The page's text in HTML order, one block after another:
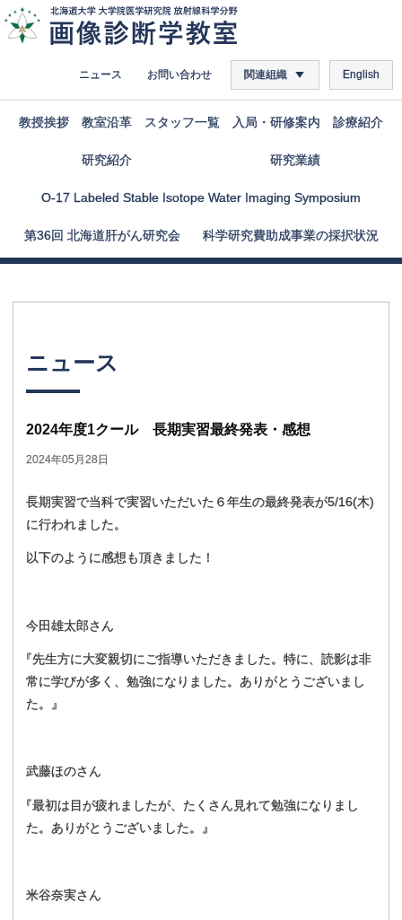
ニュース お問い合わせ 関連組織 English
教授挨拶 教室沿革 スタッフ一覧 入局 ・ 研修案内 診療紹介
研究紹介 研究業績
O-17 Labeled Stable Isotope Water Imaging Symposium
第36回 北海道肝がん研究会 科学研究費助成事業の採択状況
ニュース
2024年度1クール 長期実習最終発表 ・ 感想
2024年05月28日
長期実習で当科で実習いただいた６年生の最終発表が5/16(木)
に行われました。
以下のように感想も頂きました！
今田雄太郎さん
『先生方に大変親切にご指導いただきました。特に、読影は非
常に学びが多く、勉強になりました。ありがとうございまし
た。』
武藤ほのさん
『最初は目が疲れましたが、たくさん見れて勉強になりまし
た。ありがとうございました。』
米谷奈実さん